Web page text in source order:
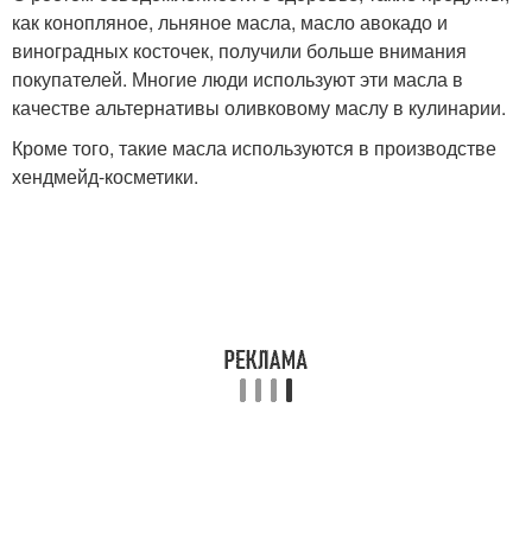
как конопляное, льняное масла, масло авокадо и
виноградных косточек, получили больше внимания
покупателей. Многие люди используют эти масла в
качестве альтернативы оливковому маслу в кулинарии.
Кроме того, такие масла используются в производстве
хендмейд-косметики.